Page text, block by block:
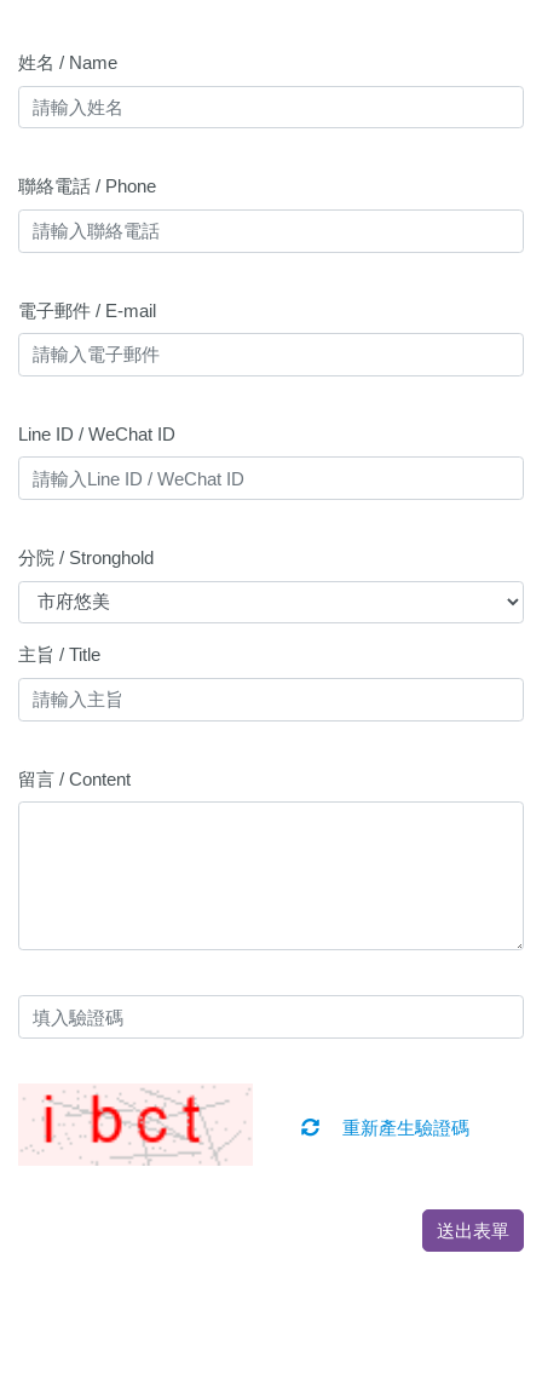
姓名 / Name
聯絡電話 / Phone
電子郵件 / E-mail
Line ID / WeChat ID
分院 / Stronghold
主旨 / Title
留言 / Content
重新產生驗證碼
送出表單